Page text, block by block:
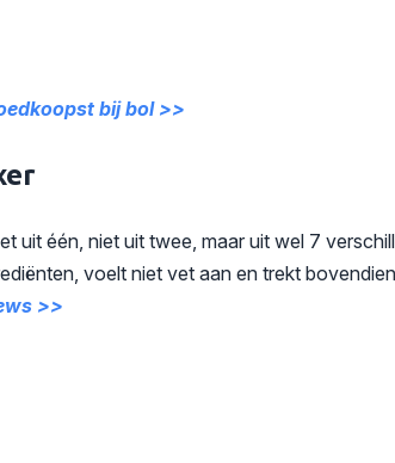
bij bol >>
uit één, niet uit twee, maar uit wel 7
voelt niet vet aan en trekt
>>